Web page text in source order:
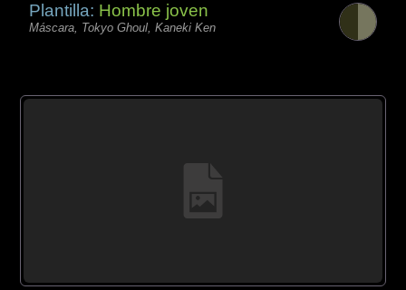
Plantilla: Hombre joven
Máscara, Tokyo Ghoul, Kaneki Ken